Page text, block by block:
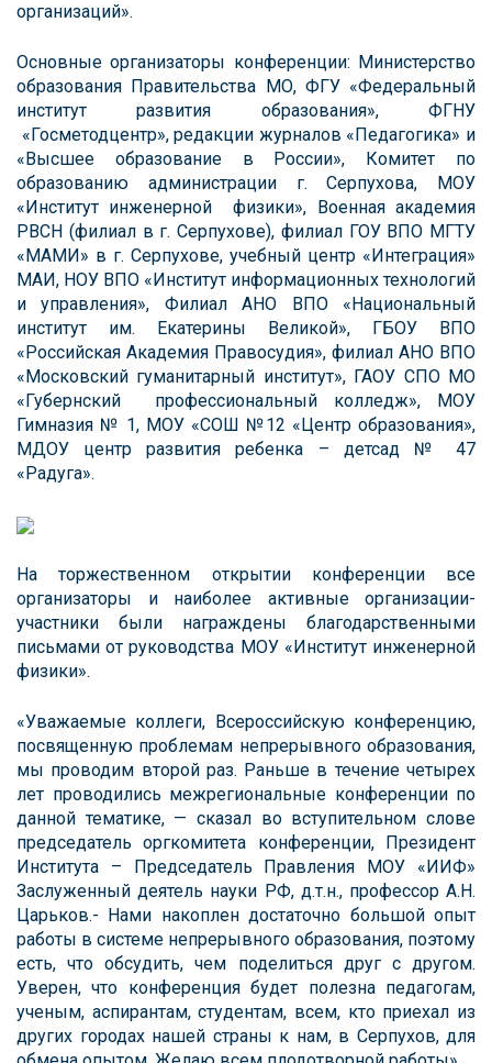
организаций».
Основные организаторы конференции: Министерство
образования Правительства МО, ФГУ «Федеральный
институт развития образования», ФГНУ
«Госметодцентр», редакции журналов «Педагогика» и
«Высшее образование в России», Комитет по
образованию администрации г. Серпухова, МОУ
«Институт инженерной физики», Военная академия
РВСН (филиал в г. Серпухове), филиал ГОУ ВПО МГТУ
«МАМИ» в г. Серпухове, учебный центр «Интеграция»
МАИ, НОУ ВПО «Институт информационных технологий
и управления», Филиал АНО ВПО «Национальный
институт им. Екатерины Великой», ГБОУ ВПО
«Российская Академия Правосудия», филиал АНО ВПО
«Московский гуманитарный институт», ГАОУ СПО МО
«Губернский профессиональный колледж», МОУ
Гимназия № 1, МОУ «СОШ №12 «Центр образования»,
МДОУ центр развития ребенка – детсад № 47
«Радуга».
На торжественном открытии конференции все
организаторы и наиболее активные организации-
участники были награждены благодарственными
письмами от руководства МОУ «Институт инженерной
физики».
«Уважаемые коллеги, Всероссийскую конференцию,
посвященную проблемам непрерывного образования,
мы проводим второй раз. Раньше в течение четырех
лет проводились межрегиональные конференции по
данной тематике, — сказал во вступительном слове
председатель оргкомитета конференции, Президент
Института – Председатель Правления МОУ «ИИФ»
Заслуженный деятель науки РФ, д.т.н., профессор А.Н.
Царьков.- Нами накоплен достаточно большой опыт
работы в системе непрерывного образования, поэтому
есть, что обсудить, чем поделиться друг с другом.
Уверен, что конференция будет полезна педагогам,
ученым, аспирантам, студентам, всем, кто приехал из
других городах нашей страны к нам, в Серпухов, для